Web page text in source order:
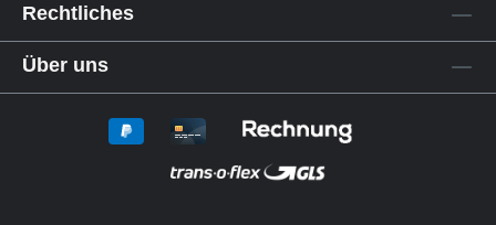
Rechtliches
Über uns